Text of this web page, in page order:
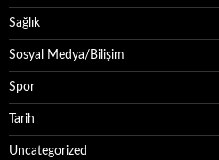
Sağlık
Sosyal Medya/Bilişim
Spor
Tarih
Uncategorized